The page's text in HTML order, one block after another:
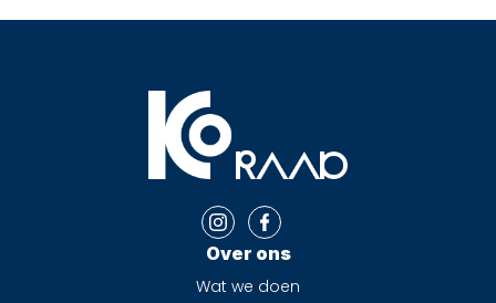
Over ons
Wat we doen